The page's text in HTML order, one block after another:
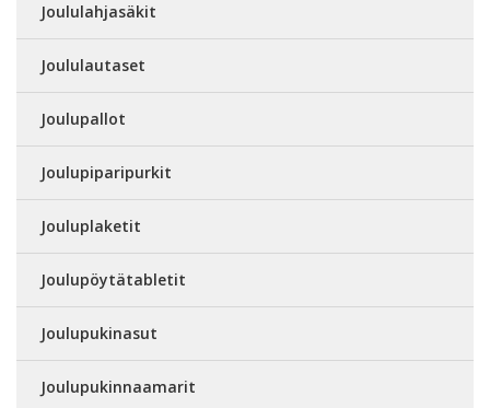
Joululahjasäkit
Joululautaset
Joulupallot
Joulupiparipurkit
Jouluplaketit
Joulupöytätabletit
Joulupukinasut
Joulupukinnaamarit